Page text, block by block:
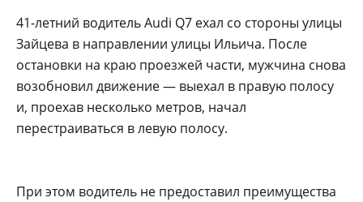
41-летний водитель Audi Q7 ехал со стороны улицы
Зайцева в направлении улицы Ильича. После
остановки на краю проезжей части, мужчина снова
возобновил движение — выехал в правую полосу
и, проехав несколько метров, начал
перестраиваться в левую полосу.
При этом водитель не предоставил преимущества